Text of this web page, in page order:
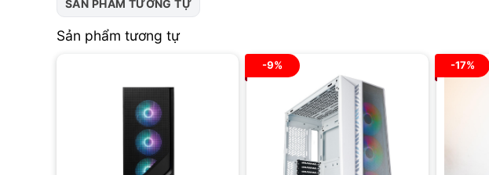
SẢN PHẨM TƯƠNG TỰ
Sản phẩm tương tự
-9% -17%